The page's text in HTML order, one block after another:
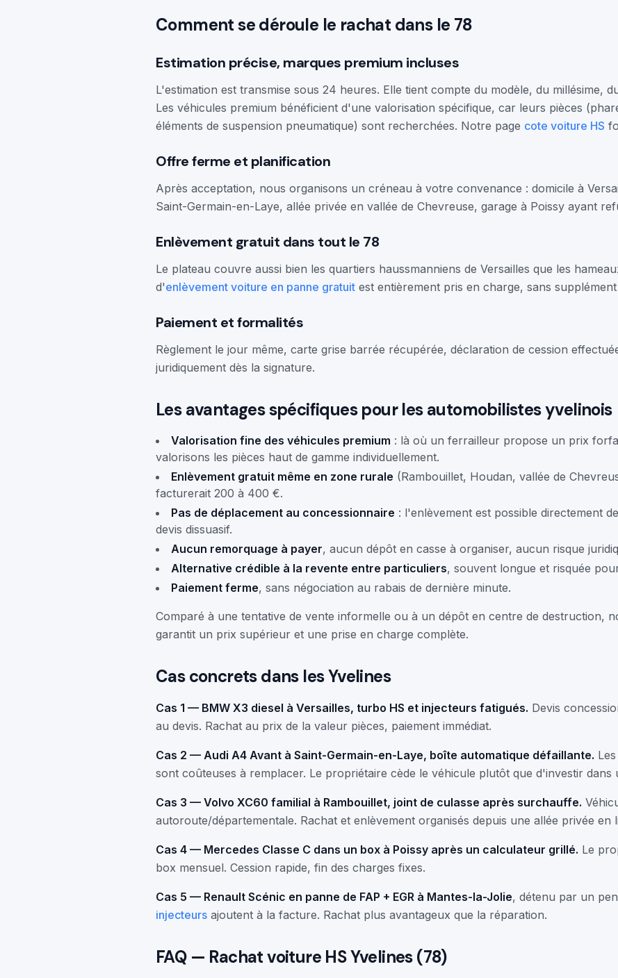
Comment se déroule le rachat dans le 78
Estimation précise, marques premium incluses
L'estimation est transmise sous 24 heures. Elle tient compte du modèle, du millésime,
Les véhicules premium bénéficient d'une valorisation spécifique, car leurs pièces
éléments de suspension pneumatique) sont recherchées. Notre page cote voiture HS
Offre ferme et planification
Après acceptation, nous organisons un créneau à votre convenance : domicile à
Saint-Germain-en-Laye, allée privée en vallée de Chevreuse, garage à Poissy ayant
Enlèvement gratuit dans tout le 78
Le plateau couvre aussi bien les quartiers haussmanniens de Versailles que les
d'enlèvement voiture en panne gratuit est entièrement pris en charge, sans
Paiement et formalités
Règlement le jour même, carte grise barrée récupérée, déclaration de cession
juridiquement dès la signature.
Les avantages spécifiques pour les automobilistes yvelinois
Valorisation fine des véhicules premium : là où un ferrailleur propose un prix
valorisons les pièces haut de gamme individuellement.
Enlèvement gratuit même en zone rurale (Rambouillet, Houdan, vallée de
facturerait 200 à 400 €.
Pas de déplacement au concessionnaire : l'enlèvement est possible directement
devis dissuasif.
Aucun remorquage à payer, aucun dépôt en casse à organiser, aucun risque
Alternative crédible à la revente entre particuliers, souvent longue et risquée
Paiement ferme, sans négociation au rabais de dernière minute.
Comparé à une tentative de vente informelle ou à un dépôt en centre de destruction,
garantit un prix supérieur et une prise en charge complète.
Cas concrets dans les Yvelines
Cas 1 — BMW X3 diesel à Versailles, turbo HS et injecteurs fatigués. Devis
au devis. Rachat au prix de la valeur pièces, paiement immédiat.
Cas 2 — Audi A4 Avant à Saint-Germain-en-Laye, boîte automatique défaillante. Les
sont coûteuses à remplacer. Le propriétaire cède le véhicule plutôt que d'investir
Cas 3 — Volvo XC60 familial à Rambouillet, joint de culasse après surchauffe.
autoroute/départementale. Rachat et enlèvement organisés depuis une allée privée en
Cas 4 — Mercedes Classe C dans un box à Poissy après un calculateur grillé. Le
box mensuel. Cession rapide, fin des charges fixes.
Cas 5 — Renault Scénic en panne de FAP + EGR à Mantes-la-Jolie, détenu par un
injecteurs ajoutent à la facture. Rachat plus avantageux que la réparation.
FAQ — Rachat voiture HS Yvelines (78)